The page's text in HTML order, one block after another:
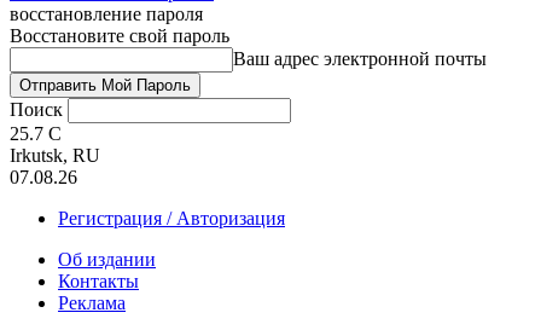
восстановление пароля
Восстановите свой пароль
Ваш адрес электронной почты
Поиск
25.7 C
Irkutsk, RU
07.08.26
Регистрация / Авторизация
Об издании
Контакты
Реклама